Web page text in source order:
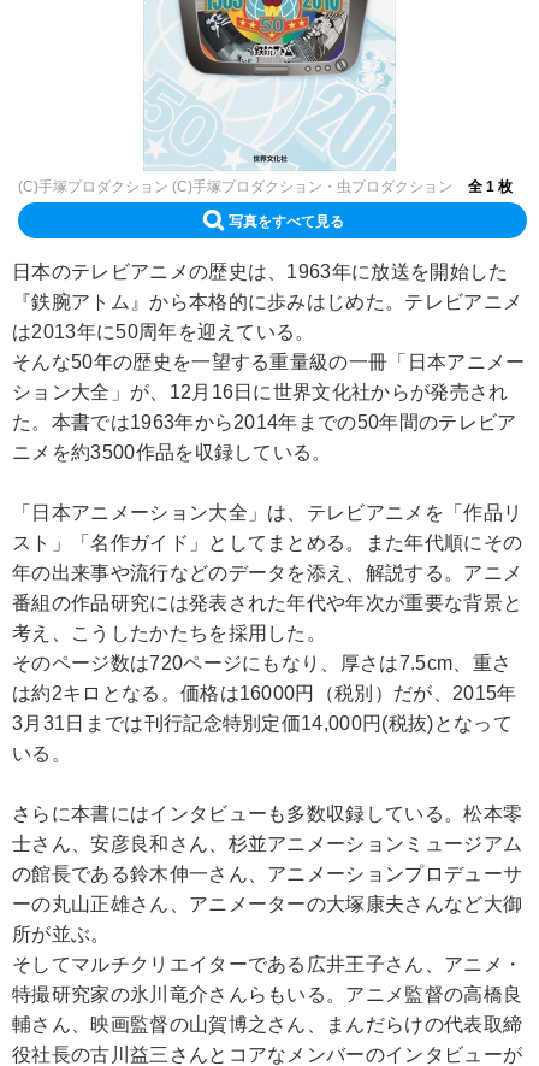
(C)手塚プロダクション (C)手塚プロダクション・虫プロダクション 全 1 枚
写真をすべて見る
日本のテレビアニメの歴史は、1963年に放送を開始した
『鉄腕アトム』から本格的に歩みはじめた。テレビアニメ
は2013年に50周年を迎えている。
そんな50年の歴史を一望する重量級の一冊「日本アニメー
ション大全」が、12月16日に世界文化社からが発売され
た。本書では1963年から2014年までの50年間のテレビア
ニメを約3500作品を収録している。
「日本アニメーション大全」は、テレビアニメを「作品リ
スト」「名作ガイド」としてまとめる。また年代順にその
年の出来事や流行などのデータを添え、解説する。アニメ
番組の作品研究には発表された年代や年次が重要な背景と
考え、こうしたかたちを採用した。
そのページ数は720ページにもなり、厚さは7.5cm、重さ
は約2キロとなる。価格は16000円（税別）だが、2015年
3月31日までは刊行記念特別定価14,000円(税抜)となって
いる。
さらに本書にはインタビューも多数収録している。松本零
士さん、安彦良和さん、杉並アニメーションミュージアム
の館長である鈴木伸一さん、アニメーションプロデューサ
ーの丸山正雄さん、アニメーターの大塚康夫さんなど大御
所が並ぶ。
そしてマルチクリエイターである広井王子さん、アニメ・
特撮研究家の氷川竜介さんらもいる。アニメ監督の高橋良
輔さん、映画監督の山賀博之さん、まんだらけの代表取締
役社長の古川益三さんとコアなメンバーのインタビューが